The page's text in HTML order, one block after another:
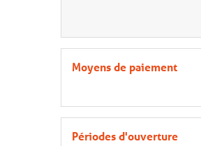
Moyens de paiement
Périodes d'ouverture